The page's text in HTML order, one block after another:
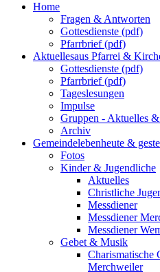
Home
Fragen & Antworten
Gottesdienste (pdf)
Pfarrbrief (pdf)
Aktuellesaus Pfarrei &
Gottesdienste (pdf)
Pfarrbrief (pdf)
Tageslesungen
Impulse
Gruppen - Aktuelles
Archiv
Gemeindelebenheute &
Fotos
Kinder & Jugendliche
Aktuelles
Christliche
Messdiener
Messdiener
Messdiener
Gebet & Musik
Charismatische
Merchweiler